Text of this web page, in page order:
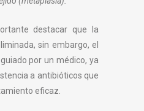
destacar que la
sin embargo, el
por un médico, ya
a antibióticos que
eficaz.